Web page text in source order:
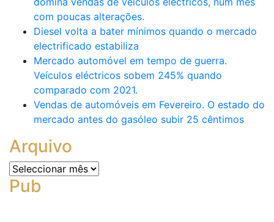
com poucas alterações.
Diesel volta a bater mínimos quando o mercado
electrificado estabiliza
Mercado automóvel em tempo de guerra.
Veículos eléctricos sobem 245% quando
comparado com 2021.
Vendas de automóveis em Fevereiro. O estado do
mercado antes do gasóleo subir 25 cêntimos
Arquivo
Arquivo
Pub